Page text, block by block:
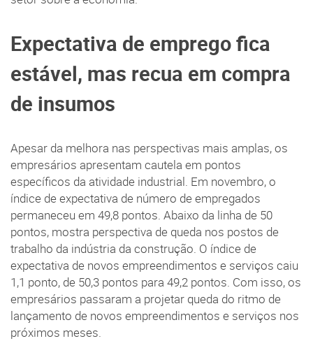
Expectativa de emprego fica
estável, mas recua em compra
de insumos
Apesar da melhora nas perspectivas mais amplas, os
empresários apresentam cautela em pontos
específicos da atividade industrial. Em novembro, o
índice de expectativa de número de empregados
permaneceu em 49,8 pontos. Abaixo da linha de 50
pontos, mostra perspectiva de queda nos postos de
trabalho da indústria da construção. O índice de
expectativa de novos empreendimentos e serviços caiu
1,1 ponto, de 50,3 pontos para 49,2 pontos. Com isso, os
empresários passaram a projetar queda do ritmo de
lançamento de novos empreendimentos e serviços nos
próximos meses.